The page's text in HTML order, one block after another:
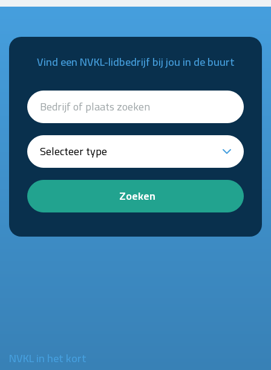
Vind een NVKL-lidbedrijf bij jou in de buurt
Zoeken
NVKL in het kort